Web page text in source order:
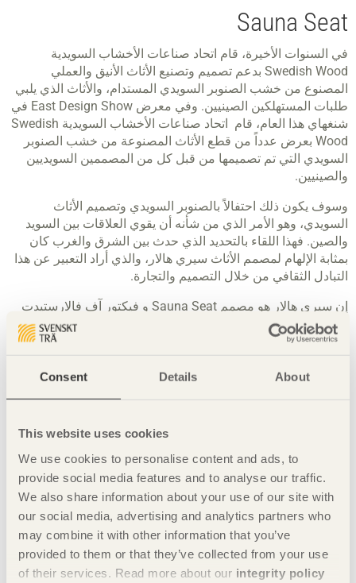
Consent Details About
This website uses cookies
We use cookies to personalise content and ads, to
provide social media features and to analyse our traffic.
We also share information about your use of our site with
our social media, advertising and analytics partners who
may combine it with other information that you’ve
provided to them or that they’ve collected from your use
of their services. Read more about our integrity policy
Sauna Seat
في السنوات الأخيرة، قام اتحاد صناعات الأخشاب السويدية
Swedish Wood بدعم تصميم وتصنيع الأثاث الأنيق والعملي
المصنوع من خشب الصنوبر السويدي المستدام، والأثاث الذي يلبي
طلبات المستهلكين الصينيين. وفي معرض East Design Show في
شنغهاي هذا العام، قام اتحاد صناعات الأخشاب السويدية Swedish
Wood بعرض عدداً من قطع الأثاث المصنوعة من خشب الصنوبر
السويدي التي تم تصميمها من قبل كل من المصممين السويديين
والصينيين.
وسوف يكون ذلك احتفالاً بالصنوبر السويدي وتصميم الأثاث
السويدي، وهو الأمر الذي من شأنه أن يقوي العلاقات بين السويد
والصين. فهذا اللقاء بالتحديد الذي حدث بين الشرق والغرب كان
بمثابة الإلهام لمصمم الأثاث سيري هالار، والذي أراد التعبير عن هذا
التبادل الثقافي من خلال التصميم والتجارة.
إن سيري هالار هو مصمم Sauna Seat و فيكتور آف فالارستيدت
هو من قام بأعمال النجارة لهذه القطعة. إن قطعة الأثاث هذه
مستلهمة من ثقافة الساونا الفنلندية والحمام الياباني Onsen.
يعرض هذا المقعد الخشب فحسب دون أية مواد عليه، وهو يعبر عن
قام سيري هالار بتصميم Sauna Seat لاغتنام الشعور بالساونا
وحمام التنظيف، ليجذب إليه الجسد المتعب والحواس الحاضرة.